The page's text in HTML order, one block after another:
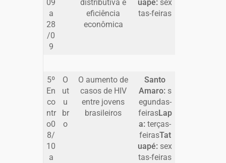
09
a
28
/0
9
distributiva e
eficiência
econômica
uapé: sex
tas-feiras
5º
En
co
ntr
o0
8/
10
a
O
ut
u
br
o
O aumento de
casos de HIV
entre jovens
brasileiros
Santo
Amaro:s
egundas-
feirasLap
a: terças-
feirasTat
uapé: sex
tas-feiras